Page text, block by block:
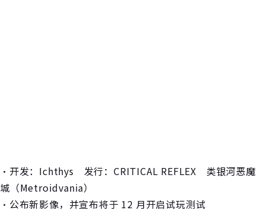
・开发：Ichthys 发行：CRITICAL REFLEX 类银河恶魔
城（Metroidvania）
・公布新影像，并宣布将于 12 月开启试玩测试